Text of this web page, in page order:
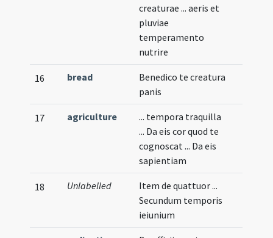
creaturae ... aeris et
pluviae
temperamento
nutrire
16 bread
Benedico te creatura
panis
17 agriculture
... tempora traquilla
... Da eis cor quod te
cognoscat ... Da eis
sapientiam
18 Unlabelled
Item de quattuor ...
Secundum temporis
ieiunium